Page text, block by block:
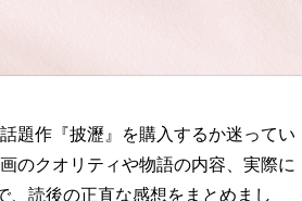
題作『披瀝』を購入するか迷ってい
のクオリティや物語の内容、実際に
、読後の正直な感想をまとめまし